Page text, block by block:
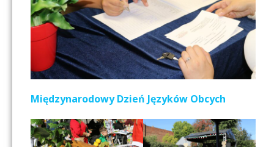
Międzynarodowy Dzień Języków Obcych